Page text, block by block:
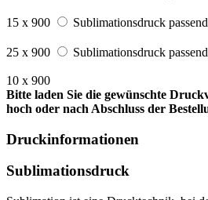
15 x 900 Sublimationsdruck passend
25 x 900 Sublimationsdruck passend
10 x 900
Bitte laden Sie die gewünschte
hoch oder nach Abschluss der
Druckinformationen
Sublimationsdruck